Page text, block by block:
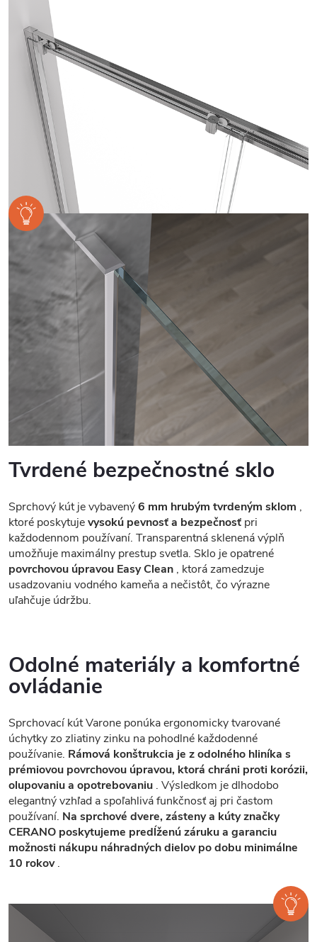
Tvrdené bezpečnostné sklo
Sprchový kút je vybavený6 mm hrubým tvrdeným sklom ,
ktoré poskytujevysokú pevnosť a bezpečnosť pri
každodennom používaní. Transparentná sklenená výplň
umožňuje maximálny prestup svetla. Sklo je opatrené
povrchovou úpravou Easy Clean , ktorá zamedzuje
usadzovaniu vodného kameňa a nečistôt, čo výrazne
uľahčuje údržbu.
Odolné materiály a komfortné
ovládanie
Sprchovací kút Varone ponúka ergonomicky tvarované
úchytky zo zliatiny zinku na pohodlné každodenné
používanie. Rámová konštrukcia je z odolného hliníka s
prémiovou povrchovou úpravou, ktorá chráni proti korózii,
olupovaniu a opotrebovaniu . Výsledkom je dlhodobo
elegantný vzhľad a spoľahlivá funkčnosť aj pri častom
používaní. Na sprchové dvere, zásteny a kúty značky
CERANO poskytujeme predĺženú záruku a garanciu
možnosti nákupu náhradných dielov po dobu minimálne
10 rokov.